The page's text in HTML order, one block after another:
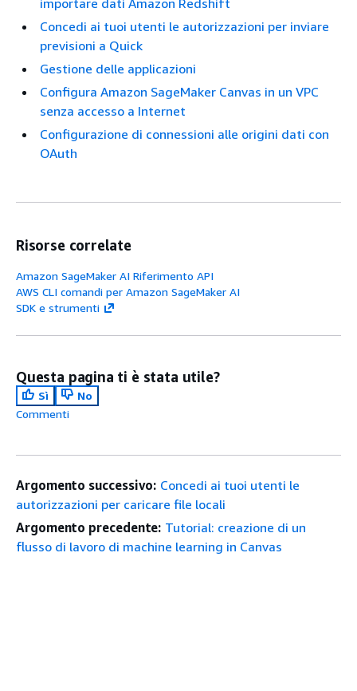
importare dati Amazon Redshift
Concedi ai tuoi utenti le autorizzazioni per inviare
previsioni a Quick
Gestione delle applicazioni
Configura Amazon SageMaker Canvas in un VPC
senza accesso a Internet
Configurazione di connessioni alle origini dati con
OAuth
Risorse correlate
Amazon SageMaker AI Riferimento API
AWS CLI comandi per Amazon SageMaker AI
SDK e strumenti
Questa pagina ti è stata utile?
Sì
No
Commenti
Argomento successivo: Concedi ai tuoi utenti le
autorizzazioni per caricare file locali
Argomento precedente: Tutorial: creazione di un
flusso di lavoro di machine learning in Canvas